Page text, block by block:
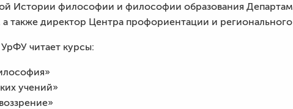
Истории философии и философии образования
также директор Центра профориентации и
читает курсы:
учений»